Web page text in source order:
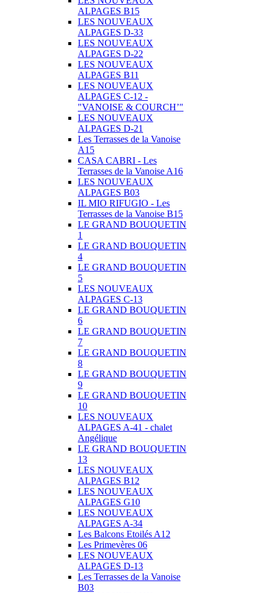
ALPAGES B15
LES NOUVEAUX
ALPAGES D-33
LES NOUVEAUX
ALPAGES D-22
LES NOUVEAUX
ALPAGES B11
LES NOUVEAUX
ALPAGES C-12 -
"VANOISE & COURCH’"
LES NOUVEAUX
ALPAGES D-21
Les Terrasses de la Vanoise
A15
CASA CABRI - Les
Terrasses de la Vanoise A16
LES NOUVEAUX
ALPAGES B03
IL MIO RIFUGIO - Les
Terrasses de la Vanoise B15
LE GRAND BOUQUETIN
1
LE GRAND BOUQUETIN
4
LE GRAND BOUQUETIN
5
LES NOUVEAUX
ALPAGES C-13
LE GRAND BOUQUETIN
6
LE GRAND BOUQUETIN
7
LE GRAND BOUQUETIN
8
LE GRAND BOUQUETIN
9
LE GRAND BOUQUETIN
10
LES NOUVEAUX
ALPAGES A-41 - chalet
Angélique
LE GRAND BOUQUETIN
13
LES NOUVEAUX
ALPAGES B12
LES NOUVEAUX
ALPAGES G10
LES NOUVEAUX
ALPAGES A-34
Les Balcons Etoilés A12
Les Primevères 06
LES NOUVEAUX
ALPAGES D-13
Les Terrasses de la Vanoise
B03